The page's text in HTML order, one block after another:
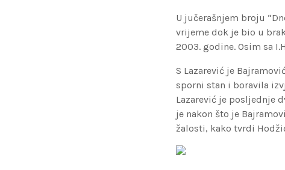
U jučerašnjem broju
vrijeme dok je bio u
2003. godine. Osim sa
S Lazarević je
sporni stan i boravila
Lazarević je posljednje
je nakon što je
žalosti, kako tvrdi